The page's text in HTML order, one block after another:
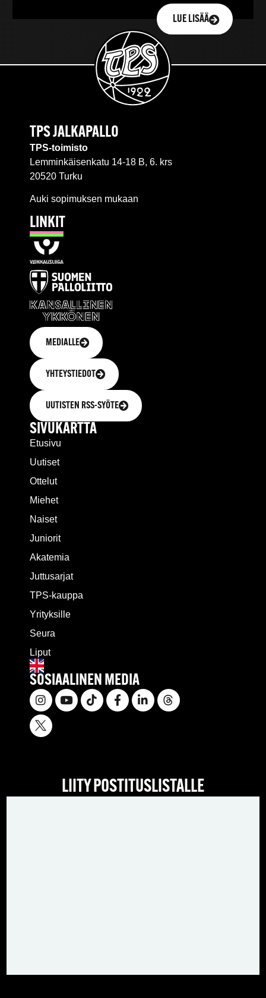
LUE LISÄÄ
TPS JALKAPALLO
TPS-toimisto
Lemminkäisenkatu 14-18 B, 6. krs
20520 Turku
Auki sopimuksen mukaan
LINKIT
MEDIALLE
YHTEYSTIEDOT
UUTISTEN RSS-SYÖTE
SIVUKARTTA
Etusivu
Uutiset
Ottelut
Miehet
Naiset
Juniorit
Akatemia
Juttusarjat
TPS-kauppa
Yrityksille
Seura
Liput
SOSIAALINEN MEDIA
LIITY POSTITUSLISTALLE